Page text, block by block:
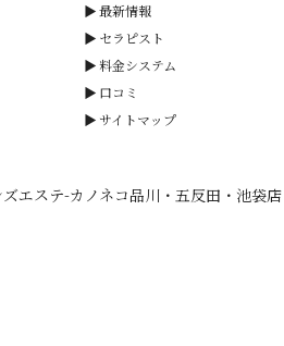
最新情報
セラピスト
料金システム
口コミ
サイトマップ
エステ-カノネコ品川・五反田・池袋店